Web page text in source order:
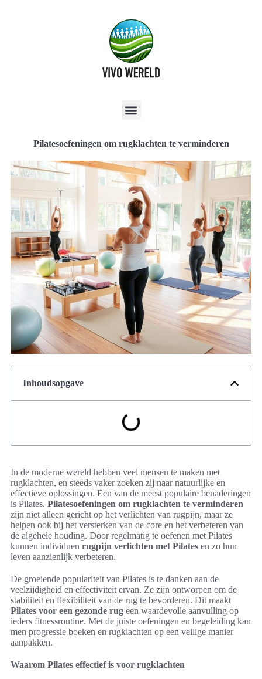
Pilatesoefeningen om rugklachten te verminderen
Inhoudsopgave
In de moderne wereld hebben veel mensen te maken met
rugklachten, en steeds vaker zoeken zij naar natuurlijke en
effectieve oplossingen. Een van de meest populaire benaderingen
is Pilates. Pilatesoefeningen om rugklachten te verminderen
zijn niet alleen gericht op het verlichten van rugpijn, maar ze
helpen ook bij het versterken van de core en het verbeteren van
de algehele houding. Door regelmatig te oefenen met Pilates
kunnen individuen rugpijn verlichten met Pilates en zo hun
leven aanzienlijk verbeteren.
De groeiende populariteit van Pilates is te danken aan de
veelzijdigheid en effectiviteit ervan. Ze zijn ontworpen om de
stabiliteit en flexibiliteit van de rug te bevorderen. Dit maakt
Pilates voor een gezonde rug een waardevolle aanvulling op
ieders fitnessroutine. Met de juiste oefeningen en begeleiding kan
men progressie boeken en rugklachten op een veilige manier
aanpakken.
Waarom Pilates effectief is voor rugklachten